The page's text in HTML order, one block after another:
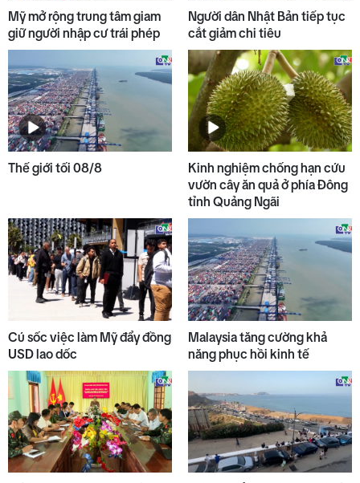
Mỹ mở rộng trung tâm giam
giữ người nhập cư trái phép
Người dân Nhật Bản tiếp tục
cắt giảm chi tiêu
Thế giới tối 08/8
Kinh nghiệm chống hạn cứu
vườn cây ăn quả ở phía Đông
tỉnh Quảng Ngãi
Cú sốc việc làm Mỹ đẩy đồng
USD lao dốc
Malaysia tăng cường khả
năng phục hồi kinh tế